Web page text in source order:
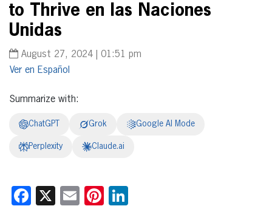
to Thrive en las Naciones
Unidas
August 27, 2024 | 01:51 pm
Español
Summarize with:
ChatGPT Grok Google AI Mode
Perplexity Claude.ai
Facebook
X EmailPinterest